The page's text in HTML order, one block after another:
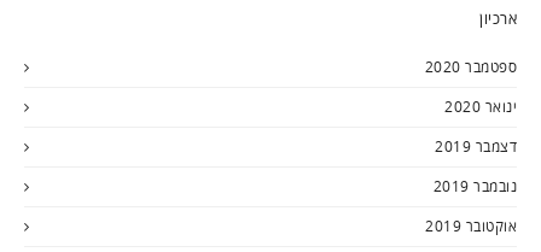
ארכיון
ספטמבר 2020
ינואר 2020
דצמבר 2019
נובמבר 2019
אוקטובר 2019